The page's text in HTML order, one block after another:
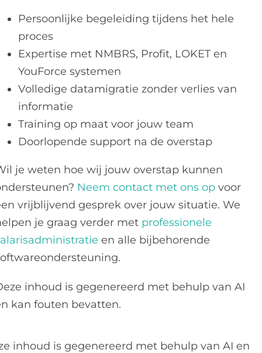
Persoonlijke begeleiding tijdens het hele
proces
Expertise met NMBRS, Profit, LOKET en
YouForce systemen
Volledige datamigratie zonder verlies van
informatie
Training op maat voor jouw team
Doorlopende support na de overstap
je weten hoe wij jouw overstap kunnen
Neem contact met ons op voor
vrijblijvend gesprek over jouw situatie. We
je graag verder met professionele
en alle bijbehorende
inhoud is gegenereerd met behulp van AI
kan fouten bevatten.
inhoud is gegenereerd met behulp van AI en